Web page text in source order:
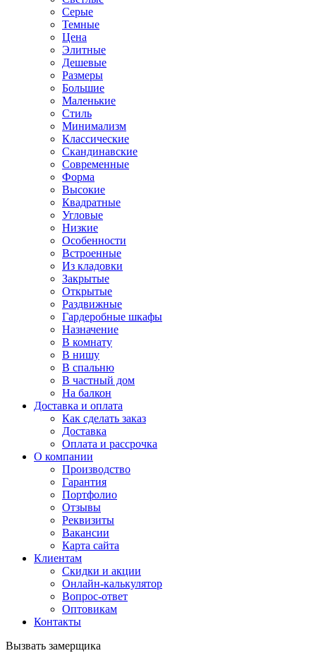
Серые
Темные
Цена
Элитные
Дешевые
Размеры
Большие
Маленькие
Стиль
Минимализм
Классические
Скандинавские
Современные
Форма
Высокие
Квадратные
Угловые
Низкие
Особенности
Встроенные
Из кладовки
Закрытые
Открытые
Раздвижные
Гардеробные шкафы
Назначение
В комнату
В нишу
В спальню
В частный дом
На балкон
Доставка и оплата
Как сделать заказ
Доставка
Оплата и рассрочка
О компании
Производство
Гарантия
Портфолио
Отзывы
Реквизиты
Вакансии
Карта сайта
Клиентам
Скидки и акции
Онлайн-калькулятор
Вопрос-ответ
Оптовикам
Контакты
Вызвать замерщика